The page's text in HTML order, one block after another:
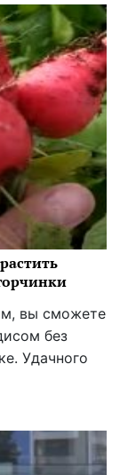
вы сможете
без
Удачного